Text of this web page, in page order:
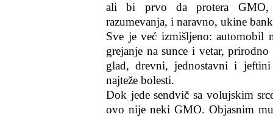
ali bi prvo da protera
razumevanja, i naravno, ukine
Sve je već izmišljeno: automobil
grejanje na sunce i vetar,
glad, drevni, jednostavni i
najteže bolesti.
Dok jede sendvič sa volujskim
ovo nije neki GMO. Objasnim